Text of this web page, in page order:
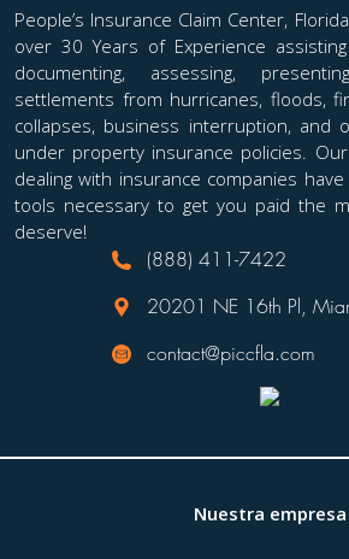
People’s Insurance Claim Center,
over 30 Years of Experience
documenting, assessing,
settlements from hurricanes, floods,
collapses, business interruption, and
under property insurance policies.
dealing with insurance companies
tools necessary to get you paid the
deserve!
(888) 411-7422
20201 NE 16th Pl,
contact@piccfla.com
Nuestra empresa